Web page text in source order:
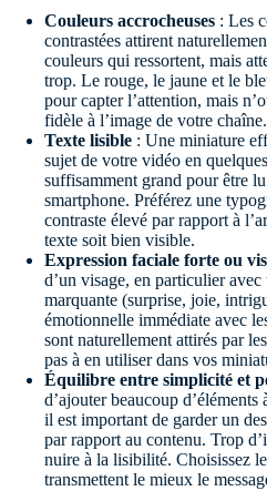
Couleurs accrocheuses : Les
contrastées attirent
couleurs qui ressortent, mais
trop. Le rouge, le jaune et le
pour capter l’attention, mais
fidèle à l’image de votre chaîne.
Texte lisible : Une miniature
sujet de votre vidéo en
suffisamment grand pour être
smartphone. Préférez une
contraste élevé par rapport à
texte soit bien visible.
Expression faciale forte ou
d’un visage, en particulier avec
marquante (surprise, joie,
émotionnelle immédiate avec
sont naturellement attirés par
pas à en utiliser dans vos
Équilibre entre simplicité et
d’ajouter beaucoup
il est important de garder un
par rapport au contenu. Trop
nuire à la lisibilité. Choisissez
transmettent le mieux le